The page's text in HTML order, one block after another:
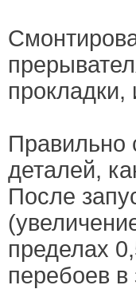
прокладки,
Правильно
деталей,
После
пределах
перебоев в